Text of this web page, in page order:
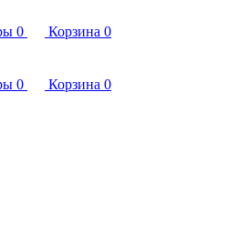
0 Корзина 0
0 Корзина 0